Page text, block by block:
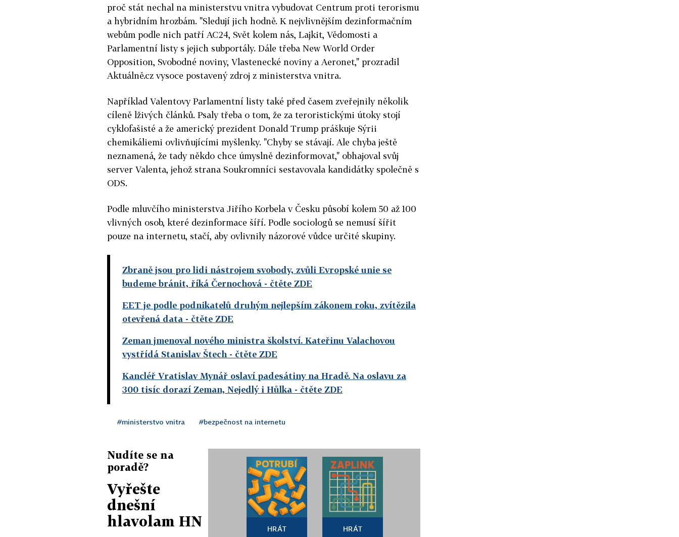
proč stát nechal na ministerstvu vnitra vybudovat Centrum proti terorismu
a hybridním hrozbám. "Sledují jich hodně. K nejvlivnějším dezinformačním
webům podle nich patří AC24, Svět kolem nás, Lajkit, Vědomosti a
Parlamentní listy s jejich subportály. Dále třeba New World Order
Opposition, Svobodné noviny, Vlastenecké noviny a Aeronet," prozradil
Aktuálně.cz vysoce postavený zdroj z ministerstva vnitra.
Například Valentovy Parlamentní listy také před časem zveřejnily několik
cíleně lživých článků. Psaly třeba o tom, že za teroristickými útoky stojí
cyklofašisté a že americký prezident Donald Trump práškuje Sýrii
chemikáliemi ovlivňujícími myšlenky. "Chyby se stávají. Ale chyba ještě
neznamená, že tady někdo chce úmyslně dezinformovat," obhajoval svůj
server Valenta, jehož strana Soukromníci sestavovala kandidátky společně s
ODS.
Podle mluvčího ministerstva Jiřího Korbela v Česku působí kolem 50 až 100
vlivných osob, které dezinformace šíří. Podle sociologů se nemusí šířit
pouze na internetu, stačí, aby ovlivnily názorové vůdce určité skupiny.
Zbraně jsou pro lidi nástrojem svobody, zvůli Evropské unie se
budeme bránit, říká Černochová - čtěte ZDE
EET je podle podnikatelů druhým nejlepším zákonem roku, zvítězila
otevřená data - čtěte ZDE
Zeman jmenoval nového ministra školství. Kateřinu Valachovou
vystřídá Stanislav Štech- čtěte ZDE
Kancléř Vratislav Mynář oslaví padesátiny na Hradě. Na oslavu za
300 tisíc dorazí Zeman, Nejedlý i Hůlka - čtěte ZDE
#ministerstvo vnitra #bezpečnost na internetu
Nudíte se na
poradě?
Vyřešte
dnešní
hlavolam HN
HRÁT HRÁT